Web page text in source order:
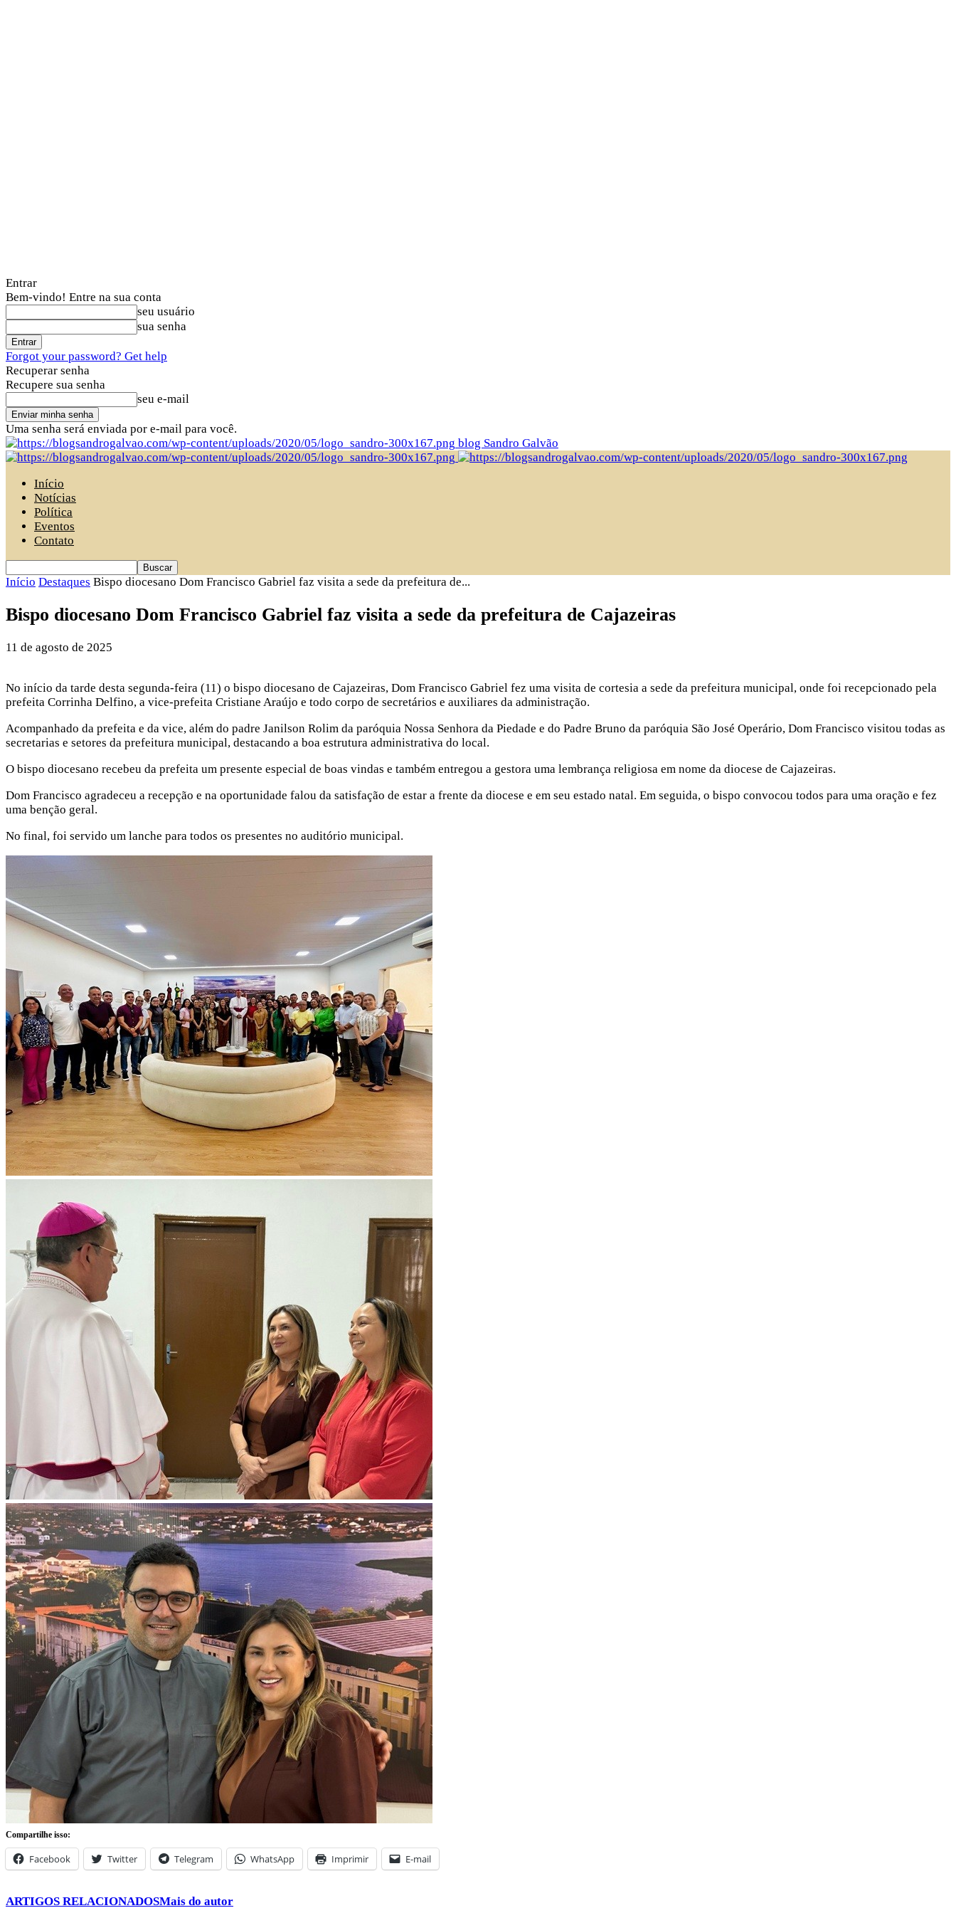
Entrar
Bem-vindo! Entre na sua conta
seu usuário
sua senha
Forgot your password? Get help
Recuperar senha
Recupere sua senha
seu e-mail
Uma senha será enviada por e-mail para você.
blog Sandro Galvão
Início
Notícias
Política
Eventos
Contato
Início Destaques Bispo diocesano Dom Francisco Gabriel faz visita a sede da prefeitura de...
Bispo diocesano Dom Francisco Gabriel faz visita a sede da prefeitura de Cajazeiras
11 de agosto de 2025
No início da tarde desta segunda-feira (11) o bispo diocesano de Cajazeiras, Dom Francisco Gabriel fez uma visita de cortesia a sede da prefeitura municipal, onde foi recepcionado pela
prefeita Corrinha Delfino, a vice-prefeita Cristiane Araújo e todo corpo de secretários e auxiliares da administração.
Acompanhado da prefeita e da vice, além do padre Janilson Rolim da paróquia Nossa Senhora da Piedade e do Padre Bruno da paróquia São José Operário, Dom Francisco visitou todas as
secretarias e setores da prefeitura municipal, destacando a boa estrutura administrativa do local.
O bispo diocesano recebeu da prefeita um presente especial de boas vindas e também entregou a gestora uma lembrança religiosa em nome da diocese de Cajazeiras.
Dom Francisco agradeceu a recepção e na oportunidade falou da satisfação de estar a frente da diocese e em seu estado natal. Em seguida, o bispo convocou todos para uma oração e fez
uma benção geral.
No final, foi servido um lanche para todos os presentes no auditório municipal.
Compartilhe isso:
Facebook Twitter Telegram WhatsApp Imprimir E-mail
ARTIGOS RELACIONADOSMais do autor